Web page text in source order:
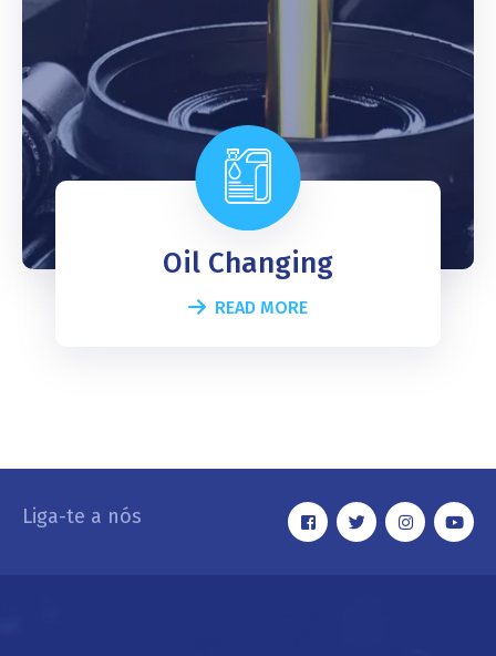
Oil Changing
READ MORE
Liga-te a nós